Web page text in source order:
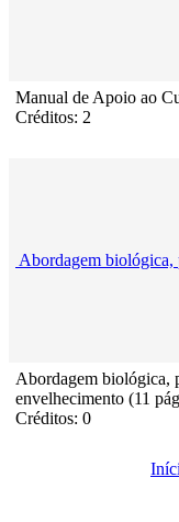
Manual de Apoio ao
Créditos: 2
Abordagem biológica,
Abordagem biológica,
envelhecimento (11
Créditos: 0